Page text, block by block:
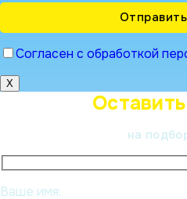
Согласен с обработкой
X
на
Ваше имя: